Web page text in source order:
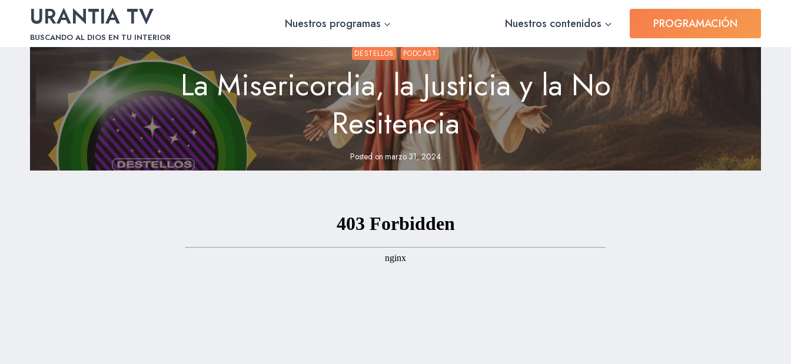
content
URANTIA TV
BUSCANDO AL DIOS EN TU INTERIOR
Nuestros programas Nuestros contenidos PROGRAMACIÓN
DESTELLOS PODCAST
La Misericordia, la Justicia y la No
Resitencia
Posted on marzo 31, 2024